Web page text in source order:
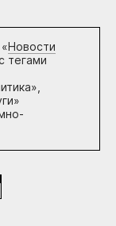
Новости
тегами